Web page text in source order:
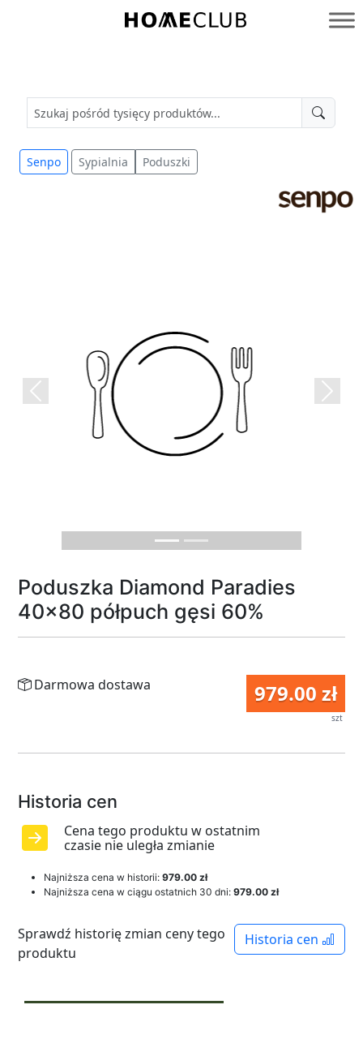
Homeclub
Senpo Sypialnia Poduszki
Previous Next
Poduszka Diamond Paradies
40x80 półpuch gęsi 60%
979.00 zł
szt
Darmowa dostawa
Historia cen
Cena tego produktu w ostatnim
czasie nie uległa zmianie
Najniższa cena w historii: 979.00 zł
Najniższa cena w ciągu ostatnich 30 dni: 979.00 zł
Historia cen
Sprawdź historię zmian ceny tego
produktu